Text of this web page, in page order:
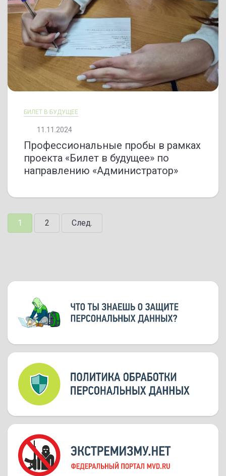
БИЛЕТ В БУДУЩЕЕ
11.11.2024
Профессиональные пробы в рамках
проекта «Билет в будущее» по
направлению «Администратор»
1 2 След.